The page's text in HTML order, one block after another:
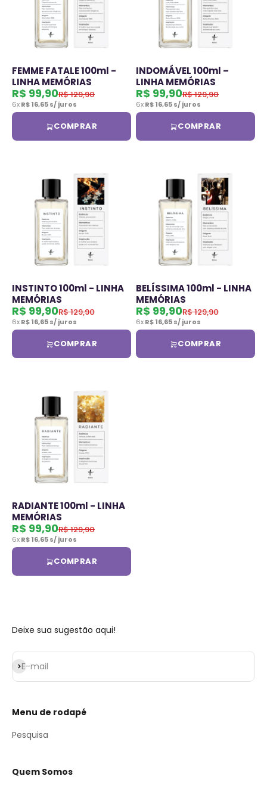
FEMME FATALE 100ml -
LINHA MEMÓRIAS
Preço promocional
R$ 99,90Preço normal
R$ 129,90
6xR$ 16,65 s/ juros
COMPRAR
INDOMÁVEL 100ml –
LINHA MEMÓRIAS
Preço promocional
R$ 99,90Preço normal
R$ 129,90
6xR$ 16,65 s/ juros
COMPRAR
INSTINTO 100ml - LINHA
MEMÓRIAS
Preço promocional
R$ 99,90Preço normal
R$ 129,90
6xR$ 16,65 s/ juros
COMPRAR
BELÍSSIMA 100ml - LINHA
MEMÓRIAS
Preço promocional
R$ 99,90Preço normal
R$ 129,90
6xR$ 16,65 s/ juros
COMPRAR
RADIANTE 100ml - LINHA
MEMÓRIAS
Preço promocional
R$ 99,90Preço normal
R$ 129,90
6xR$ 16,65 s/ juros
COMPRAR
Deixe sua sugestão aqui!
E-mail
Assinar
Menu de rodapé
Pesquisa
Quem Somos